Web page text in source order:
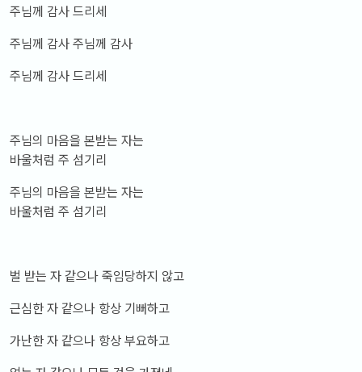
주님께 감사 드리세
주님께 감사 주님께 감사
주님께 감사 드리세
주님의 마음을 본받는 자는
바울처럼 주 섬기리
주님의 마음을 본받는 자는
바울처럼 주 섬기리
벌 받는 자 같으나 죽임당하지 않고
근심한 자 같으나 항상 기뻐하고
가난한 자 같으나 항상 부요하고